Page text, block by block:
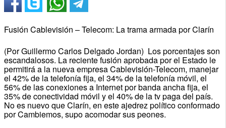
Fusión Cablevisión – Telecom: La trama armada por Clarín
(Por Guillermo Carlos Delgado Jordan) Los porcentajes son
escandalosos. La reciente fusión aprobada por el Estado le
permitirá a la nueva empresa Cablevisión-Telecom, manejar
el 42% de la telefonía fija, el 34% de la telefonía móvil, el
56% de las conexiones a Internet por banda ancha fija, el
35% de conectividad móvil y el 40% de la tv paga del país.
No es nuevo que Clarín, en este ajedrez político conformado
por Cambiemos, supo acomodar sus peones.